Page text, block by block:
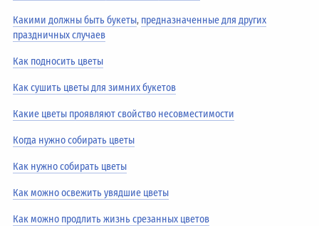
Какими должны быть букеты, предназначенные для других
праздничных случаев
Как подносить цветы
Как сушить цветы для зимних букетов
Какие цветы проявляют свойство несовместимости
Когда нужно собирать цветы
Как нужно собирать цветы
Как можно освежить увядшие цветы
Как можно продлить жизнь срезанных цветов